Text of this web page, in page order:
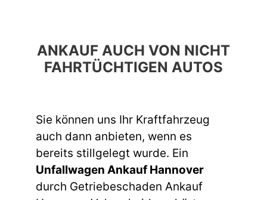
ANKAUF AUCH VON NICHT
FAHRTÜCHTIGEN AUTOS
Sie können uns Ihr Kraftfahrzeug
auch dann anbieten, wenn es
bereits stillgelegt wurde. Ein
Unfallwagen Ankauf Hannover
durch Getriebeschaden Ankauf